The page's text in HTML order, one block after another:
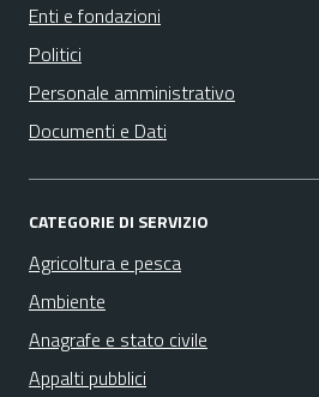
Enti e fondazioni
Politici
Personale amministrativo
Documenti e Dati
CATEGORIE DI SERVIZIO
Agricoltura e pesca
Ambiente
Anagrafe e stato civile
Appalti pubblici